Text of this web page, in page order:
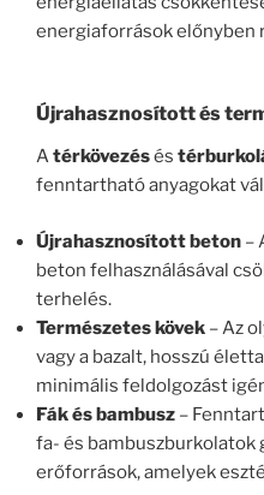
energiaforrások előnyben
Újrahasznosított és
Atérkövezésés
fenntartható anyagokat
Újrahasznosított beton –
beton felhasználásával
terhelés.
Természetes kövek – Az
vagy a bazalt, hosszú
minimális feldolgozást
Fák és bambusz –
fa- és bambuszburkolatok
erőforrások, amelyek